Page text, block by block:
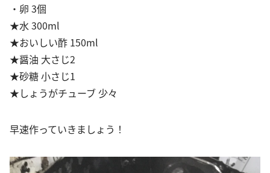
・卵 3個
★水 300ml
★おいしい酢 150ml
★醤油 大さじ2
★砂糖 小さじ1
★しょうがチューブ 少々
早速作っていきましょう！